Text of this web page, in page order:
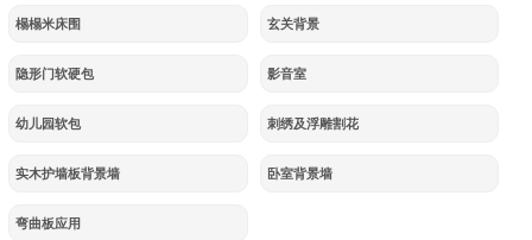
榻榻米床围 玄关背景
隐形门软硬包 影音室
幼儿园软包 刺绣及浮雕割花
实木护墙板背景墙 卧室背景墙
弯曲板应用